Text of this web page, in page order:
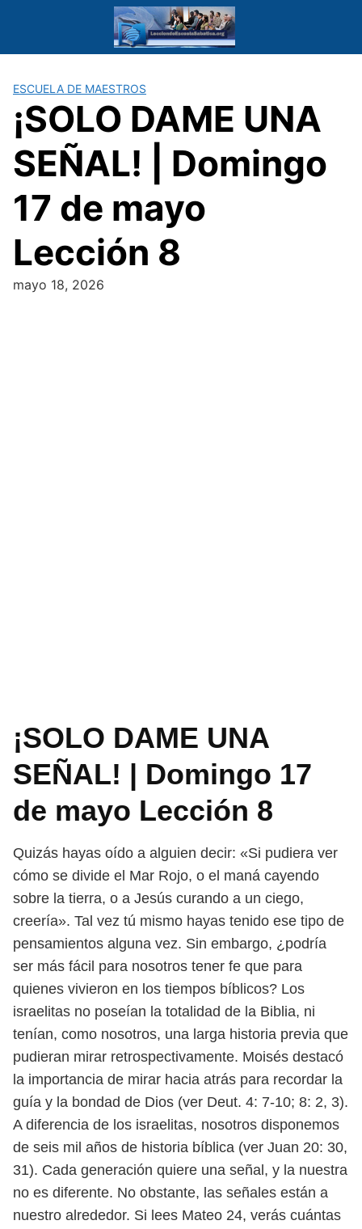
ESCUELA DE MAESTROS
¡SOLO DAME UNA
SEÑAL! | Domingo
17 de mayo
Lección 8
mayo 18, 2026
¡SOLO DAME UNA
SEÑAL! | Domingo 17
de mayo Lección 8
Quizás hayas oído a alguien decir: «Si pudiera ver
cómo se divide el Mar Rojo, o el maná cayendo
sobre la tierra, o a Jesús curando a un ciego,
creería». Tal vez tú mismo hayas tenido ese tipo de
pensamientos alguna vez. Sin embargo, ¿podría
ser más fácil para nosotros tener fe que para
quienes vivieron en los tiempos bíblicos? Los
israelitas no poseían la totalidad de la Biblia, ni
tenían, como nosotros, una larga historia previa que
pudieran mirar retrospectivamente. Moisés destacó
la importancia de mirar hacia atrás para recordar la
guía y la bondad de Dios (ver Deut. 4: 7-10; 8: 2, 3).
A diferencia de los israelitas, nosotros disponemos
de seis mil años de historia bíblica (ver Juan 20: 30,
31). Cada generación quiere una señal, y la nuestra
no es diferente. No obstante, las señales están a
nuestro alrededor. Si lees Mateo 24, verás cuántas